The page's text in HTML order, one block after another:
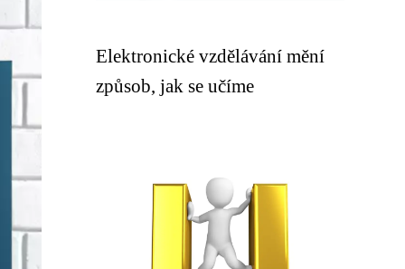
Elektronické vzdělávání mění
způsob, jak se učíme